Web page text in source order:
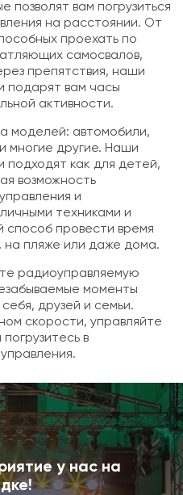
позволят вам погрузиться
на расстоянии. От
проехать по
самосвалов,
препятствия, наши
подарят вам часы
активности.
моделей: автомобили,
многие другие. Наши
как для детей,
возможность
и
техниками и
провести время
на пляже или даже дома.
радиоуправляемую
моменты
друзей и семьи.
скорости, управляйте
в
у нас на